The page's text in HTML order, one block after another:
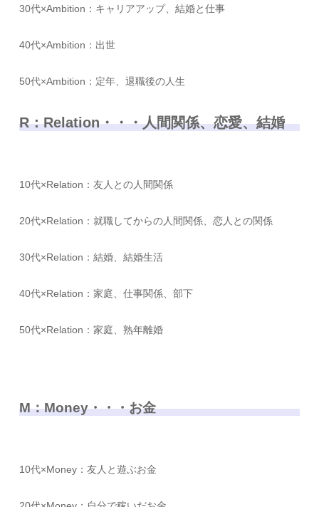
30代×Ambition：キャリアアップ、結婚と仕事
40代×Ambition：出世
50代×Ambition：定年、退職後の人生
R：Relation・・・人間関係、恋愛、結婚
10代×Relation：友人との人間関係
20代×Relation：就職してからの人間関係、恋人との関係
30代×Relation：結婚、結婚生活
40代×Relation：家庭、仕事関係、部下
50代×Relation：家庭、熟年離婚
M：Money・・・お金
10代×Money：友人と遊ぶお金